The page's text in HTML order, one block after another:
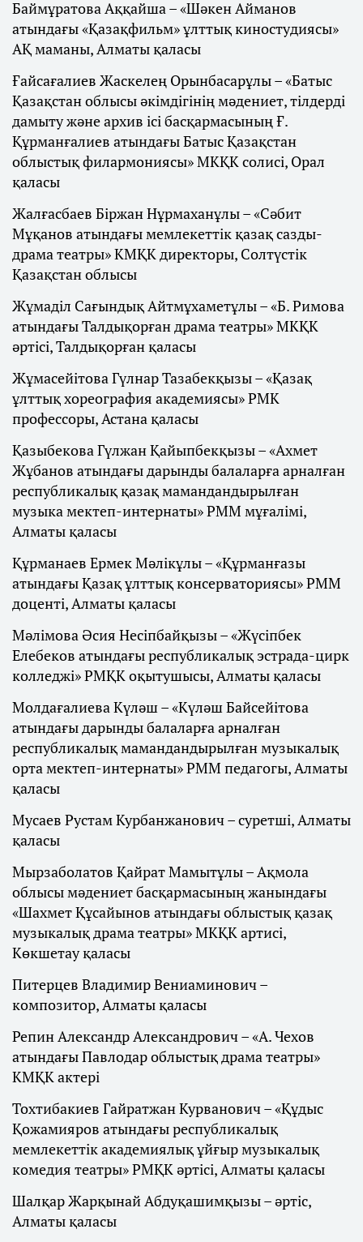
Баймұратова Аққайша – «Шәкен Айманов
атындағы «Қазақфильм» ұлттық киностудиясы»
АҚ маманы, Алматы қаласы
Ғайсағалиев Жаскелең Орынбасарұлы – «Батыс
Қазақстан облысы әкімдігінің мәдениет, тілдерді
дамыту және архив ісі басқармасының Ғ.
Құрманғалиев атындағы Батыс Қазақстан
облыстық филармониясы» МКҚК солисі, Орал
қаласы
Жалғасбаев Біржан Нұрмаханұлы – «Сәбит
Мұқанов атындағы мемлекеттік қазақ сазды-
драма театры» КМҚК директоры, Солтүстік
Қазақстан облысы
Жұмаділ Сағындық Айтмұхаметұлы – «Б. Римова
атындағы Талдықорған драма театры» МКҚК
әртісі, Талдықорған қаласы
Жұмасейітова Гүлнар Тазабекқызы – «Қазақ
ұлттық хореография академиясы» РМК
профессоры, Астана қаласы
Қазыбекова Гүлжан Қайыпбекқызы – «Ахмет
Жұбанов атындағы дарынды балаларға арналған
республикалық қазақ мамандандырылған
музыка мектеп-интернаты» РММ мұғалімі,
Алматы қаласы
Құрманаев Ермек Мәлікұлы – «Құрманғазы
атындағы Қазақ ұлттық консерваториясы» РММ
доценті, Алматы қаласы
Мәлімова Әсия Несіпбайқызы – «Жүсіпбек
Елебеков атындағы республикалық эстрада-цирк
колледжі» РМҚК оқытушысы, Алматы қаласы
Молдағалиева Күләш – «Күләш Байсейітова
атындағы дарынды балаларға арналған
республикалық мамандандырылған музыкалық
орта мектеп-интернаты» РММ педагогы, Алматы
қаласы
Мусаев Рустам Курбанжанович – суретші, Алматы
қаласы
Мырзаболатов Қайрат Мамытұлы – Ақмола
облысы мәдениет басқармасының жанындағы
«Шахмет Құсайынов атындағы облыстық қазақ
музыкалық драма театры» МКҚК артисі,
Көкшетау қаласы
Питерцев Владимир Вениаминович –
композитор, Алматы қаласы
Репин Александр Александрович – «А. Чехов
атындағы Павлодар облыстық драма театры»
КМҚК актері
Тохтибакиев Гайратжан Курванович – «Құдыс
Қожамияров атындағы республикалық
мемлекеттік академиялық ұйғыр музыкалық
комедия театры» РМҚК әртісі, Алматы қаласы
Шалқар Жарқынай Абдуқашимқызы – әртіс,
Алматы қаласы